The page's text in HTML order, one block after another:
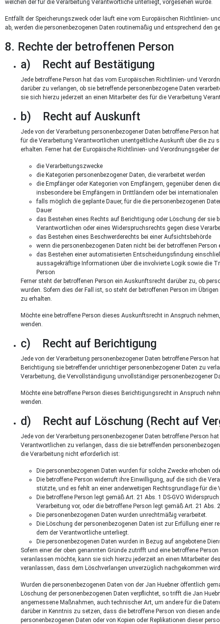
welchen der für die Verarbeitung Verantwortliche unterliegt, vorgesehen wurde.
Entfällt der Speicherungszweck oder läuft eine vom Europäischen Richtlinien-
ab, werden die personenbezogenen Daten routinemäßig und entsprechend den
8. Rechte der betroffenen Person
a) Recht auf Bestätigung
Jede betroffene Person hat das vom Europäischen Richtlinien- und
darüber zu verlangen, ob sie betreffende personenbezogene Daten
sie sich hierzu jederzeit an einen Mitarbeiter des für die Verarbeitung
b) Recht auf Auskunft
Jede von der Verarbeitung personenbezogener Daten betroffene Person
für die Verarbeitung Verantwortlichen unentgeltliche Auskunft über die zu
erhalten. Ferner hat der Europäische Richtlinien- und Verordnungsgeber
die Verarbeitungszwecke
die Kategorien personenbezogener Daten, die verarbeitet werden
die Empfänger oder Kategorien von Empfängern, gegenüber denen
insbesondere bei Empfängern in Drittländern oder bei
falls möglich die geplante Dauer, für die die personenbezogenen
Dauer
das Bestehen eines Rechts auf Berichtigung oder Löschung der sie
Verantwortlichen oder eines Widerspruchsrechts gegen diese
das Bestehen eines Beschwerderechts bei einer Aufsichtsbehörde
wenn die personenbezogenen Daten nicht bei der betroffenen
das Bestehen einer automatisierten Entscheidungsfindung
aussagekräftige Informationen über die involvierte Logik sowie die
Person
Ferner steht der betroffenen Person ein Auskunftsrecht darüber zu, ob
wurden. Sofern dies der Fall ist, so steht der betroffenen Person im
zu erhalten.
Möchte eine betroffene Person dieses Auskunftsrecht in Anspruch
wenden.
c) Recht auf Berichtigung
Jede von der Verarbeitung personenbezogener Daten betroffene Person
Berichtigung sie betreffender unrichtiger personenbezogener Daten zu
Verarbeitung, die Vervollständigung unvollständiger personenbezogener
Möchte eine betroffene Person dieses Berichtigungsrecht in Anspruch
wenden.
d) Recht auf Löschung (Recht auf
Jede von der Verarbeitung personenbezogener Daten betroffene Person
Verantwortlichen zu verlangen, dass die sie betreffenden
die Verarbeitung nicht erforderlich ist:
Die personenbezogenen Daten wurden für solche Zwecke erhoben
Die betroffene Person widerruft ihre Einwilligung, auf die sich die
stützte, und es fehlt an einer anderweitigen Rechtsgrundlage für die
Die betroffene Person legt gemäß Art. 21 Abs. 1 DS-GVO
Verarbeitung vor, oder die betroffene Person legt gemäß Art. 21 Abs.
Die personenbezogenen Daten wurden unrechtmäßig verarbeitet.
Die Löschung der personenbezogenen Daten ist zur Erfüllung einer
dem der Verantwortliche unterliegt.
Die personenbezogenen Daten wurden in Bezug auf angebotene
Sofern einer der oben genannten Gründe zutrifft und eine betroffene
veranlassen möchte, kann sie sich hierzu jederzeit an einen Mitarbeiter
veranlassen, dass dem Löschverlangen unverzüglich nachgekommen
Wurden die personenbezogenen Daten von der Jan Huebner öffentlich
Löschung der personenbezogenen Daten verpflichtet, so trifft die Jan
angemessene Maßnahmen, auch technischer Art, um andere für die
darüber in Kenntnis zu setzen, dass die betroffene Person von diesen
personenbezogenen Daten oder von Kopien oder Replikationen dieser